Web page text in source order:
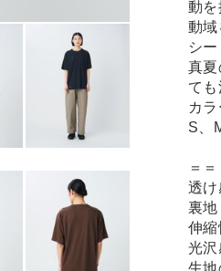
動を
動域
シ
真夏
ても
カ
S、
＝
透け
裏地
伸縮
光沢
生地